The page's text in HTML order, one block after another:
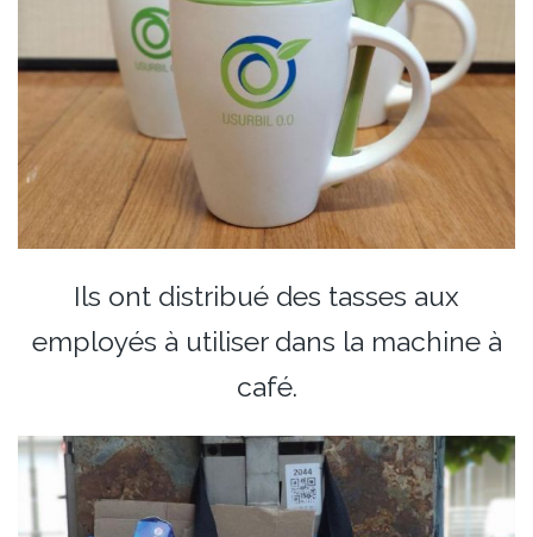
Ils ont distribué des tasses aux
employés à utiliser dans la machine à
café.